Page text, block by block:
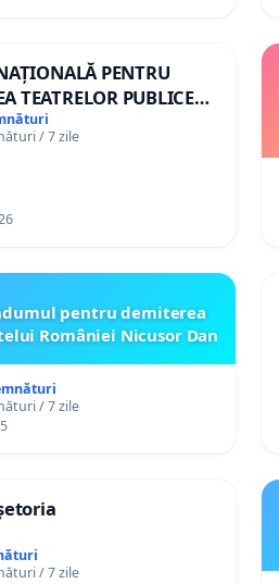
PENTRU
TEATRELOR PUBLICE
DIN ROMÂNIA
/ 7 zile
pentru demiterea
României Nicusor Dan
/ 7 zile
/ 7 zile